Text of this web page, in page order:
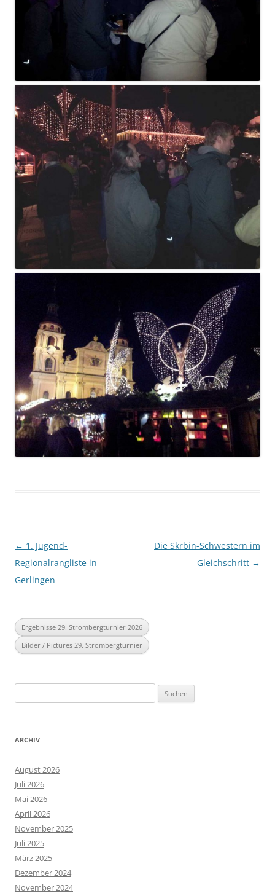
Beitragsnavigation
← 1. Jugend-
Regionalrangliste in
Gerlingen
Die Skrbin-Schwestern im
Gleichschritt →
Ergebnisse 29. Strombergturnier 2026
Bilder / Pictures 29. Strombergturnier
nach:
ARCHIV
August 2026
Juli 2026
Mai 2026
April 2026
November 2025
Juli 2025
März 2025
Dezember 2024
November 2024